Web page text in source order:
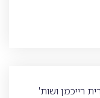
רייכמן ושות'